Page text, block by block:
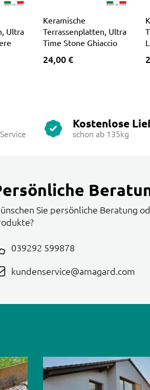
Ultra
Keramische
Terrassenplatten, Ultra
Time Stone Ghiaccio
24,00 €
Kostenlose
schon ab 135kg
Sie persönliche Beratung
039292 599878
kundenservice@amagard.com